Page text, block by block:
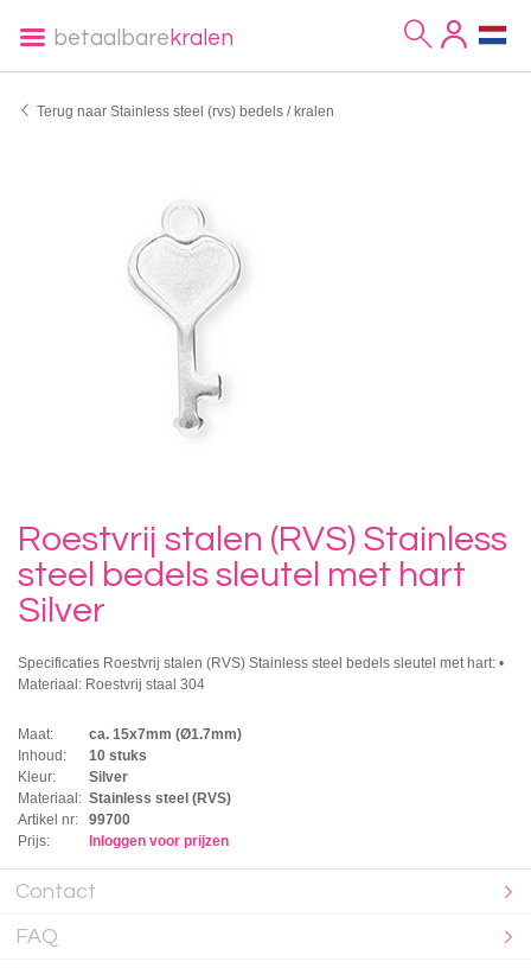
betaalbare kralen
Terug naar Stainless steel (rvs) bedels / kralen
Roestvrij stalen (RVS) Stainless
steel bedels sleutel met hart
Silver
Specificaties Roestvrij stalen (RVS) Stainless steel bedels sleutel met hart: •
Materiaal: Roestvrij staal 304
Maat:
ca. 15x7mm (Ø1.7mm)
Inhoud:
10 stuks
Kleur:
Silver
Materiaal: Stainless steel (RVS)
Artikel nr:
99700
Prijs:
Inloggen voor prijzen
Contact
FAQ